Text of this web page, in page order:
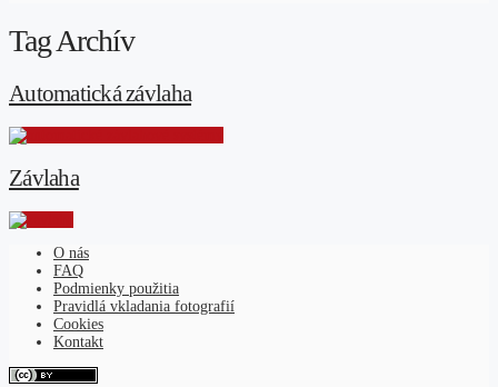
Tag Archív
Automatická závlaha
Závlaha
O nás
FAQ
Podmienky použitia
Pravidlá vkladania fotografií
Cookies
Kontakt